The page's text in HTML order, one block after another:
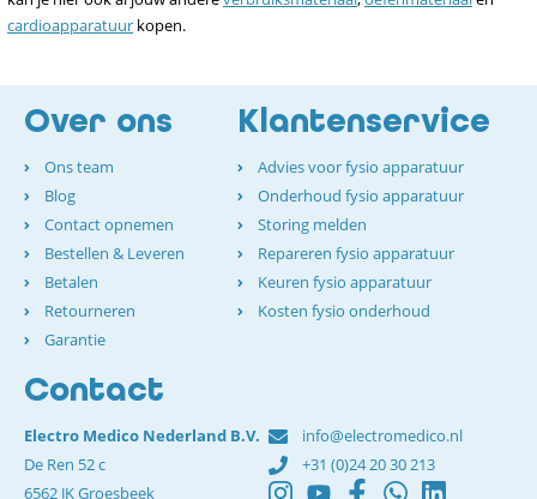
cardioapparatuur kopen.
Over ons
Ons team
Blog
Contact opnemen
Bestellen & Leveren
Betalen
Retourneren
Garantie
Klantenservice
Advies voor fysio apparatuur
Onderhoud fysio apparatuur
Storing melden
Repareren fysio apparatuur
Keuren fysio apparatuur
Kosten fysio onderhoud
Contact
Electro Medico Nederland B.V.
De Ren 52 c
6562 JK Groesbeek
info@electromedico.nl
+31 (0)24 20 30 213